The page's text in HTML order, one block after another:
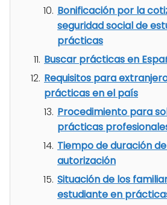
Bonificación por la
seguridad social de
prácticas
Buscar prácticas en
Requisitos para
prácticas en el país
Procedimiento para
prácticas
Tiempo de duración
autorización
Situación de los
estudiante en